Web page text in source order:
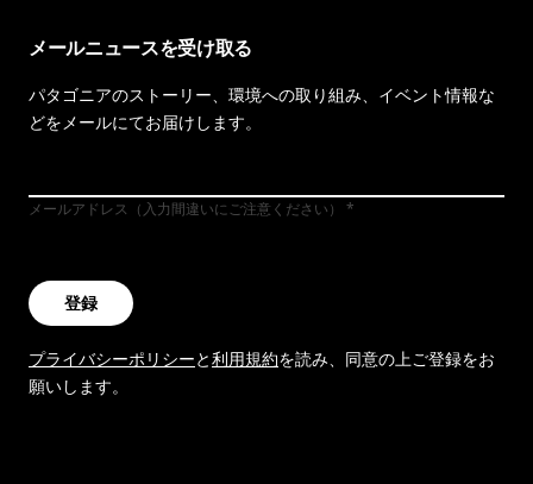
メールニュースを受け取る
パタゴニアのストーリー、環境への取り組み、イベント情報な
どをメールにてお届けします。
メールアドレス（入力間違いにご注意ください）
登録
プライバシーポリシーと利用規約を読み、同意の上ご登録をお
願いします。